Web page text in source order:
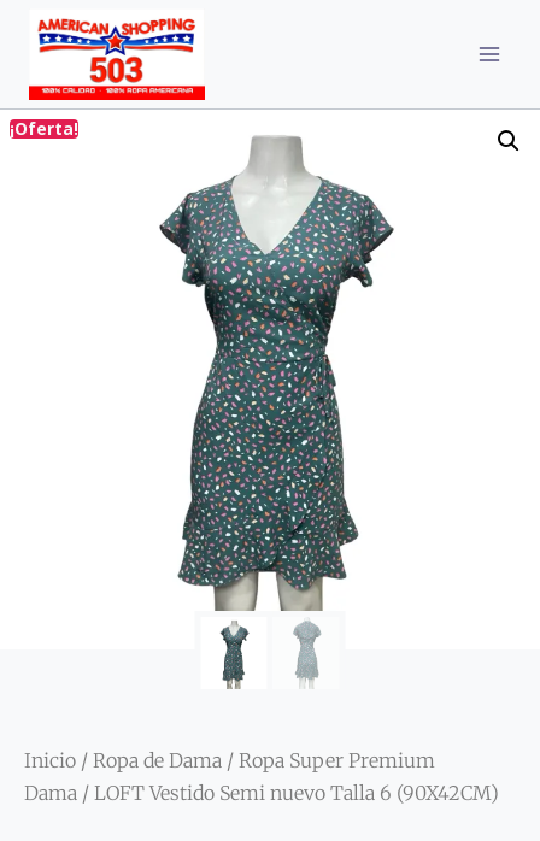
¡Oferta!
Inicio / Ropa de Dama / Ropa Super Premium
Dama / LOFT Vestido Semi nuevo Talla 6 (90X42CM)